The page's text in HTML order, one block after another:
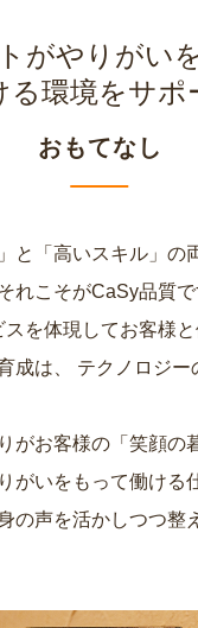
がやりがい
る環境をサポ
おもてなし
と「高いスキル」の
れこそがCaSy品質で
を体現してお客様
成は、
がお客様の「笑顔の
がいをもって働ける
の声を活かしつつ整